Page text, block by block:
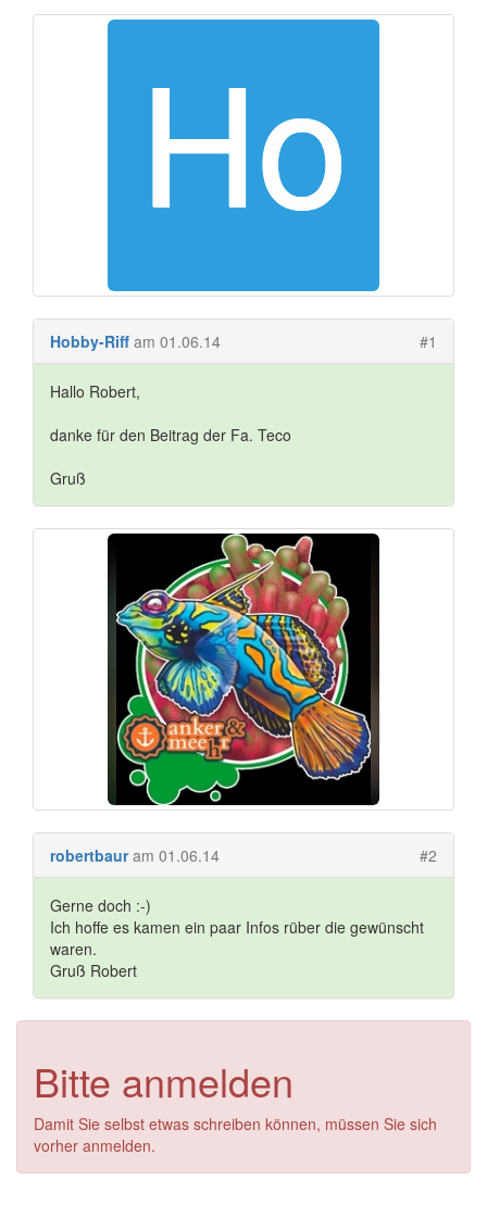
Hobby-Riff am 01.06.14 #1
Hallo Robert,
danke für den Beitrag der Fa. Teco
Gruß
robertbaur am 01.06.14 #2
Gerne doch :-)
Ich hoffe es kamen ein paar Infos rüber die gewünscht
waren.
Gruß Robert
Bitte anmelden
Damit Sie selbst etwas schreiben können, müssen Sie sich
vorher anmelden.